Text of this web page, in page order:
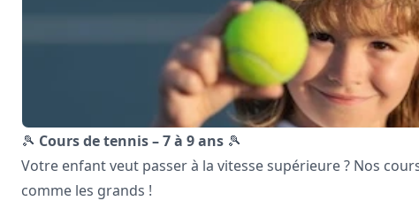
🎾 Cours de tennis – 7 à 9 ans 🎾
Votre enfant veut passer à la vitesse supérieure ? Nos
comme les grands !